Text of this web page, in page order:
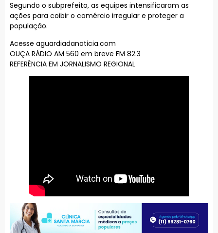
Segundo o subprefeito, as equipes intensificaram as
ações para coibir o comércio irregular e proteger a
população.
Acesse aguardiadanoticia.com
OUÇA RÁDIO AM 560 em breve FM 82.3
REFERÊNCIA EM JORNALISMO REGIONAL